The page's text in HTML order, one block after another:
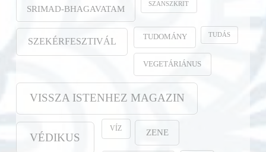
SRIMAD-BHAGAVATAM SZANSZKRIT
SZEKÉRFESZTIVÁL TUDOMÁNY TUDÁS
VEGETÁRIÁNUS
VISSZA ISTENHEZ MAGAZIN
VÉDIKUS
VÍZ ZENE